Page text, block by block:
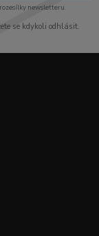
newsletteru.
se kdykoli odhlásit.